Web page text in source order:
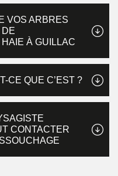
VOS ARBRES
DE
À GUILLAC
CE QUE C’EST ?
CONTACTER